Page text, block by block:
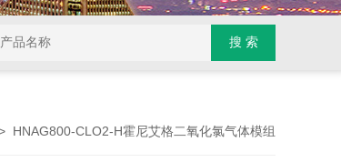
HNAG800-CLO2-H霍尼艾格二氧化氯气体模组